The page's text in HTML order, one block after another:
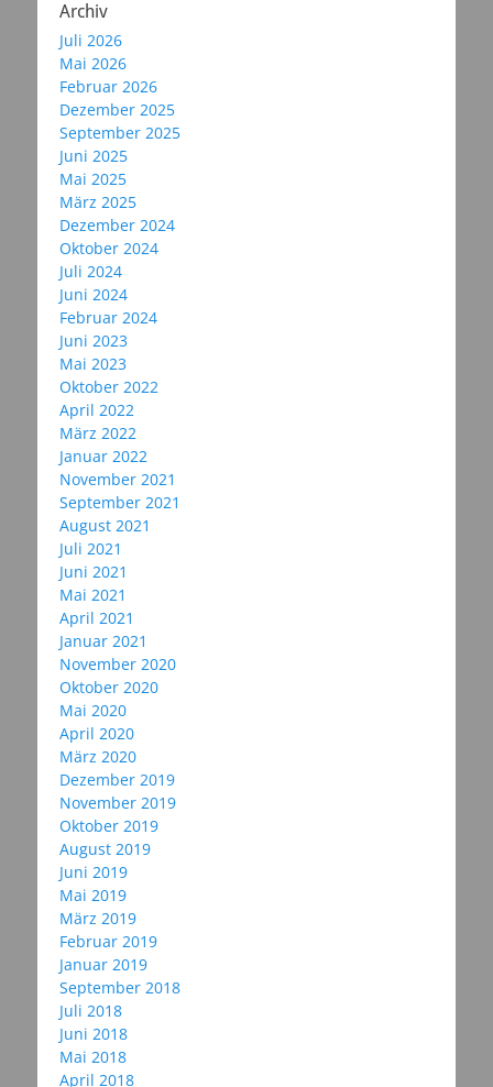
Archiv
Juli 2026
Mai 2026
Februar 2026
Dezember 2025
September 2025
Juni 2025
Mai 2025
März 2025
Dezember 2024
Oktober 2024
Juli 2024
Juni 2024
Februar 2024
Juni 2023
Mai 2023
Oktober 2022
April 2022
März 2022
Januar 2022
November 2021
September 2021
August 2021
Juli 2021
Juni 2021
Mai 2021
April 2021
Januar 2021
November 2020
Oktober 2020
Mai 2020
April 2020
März 2020
Dezember 2019
November 2019
Oktober 2019
August 2019
Juni 2019
Mai 2019
März 2019
Februar 2019
Januar 2019
September 2018
Juli 2018
Juni 2018
Mai 2018
April 2018